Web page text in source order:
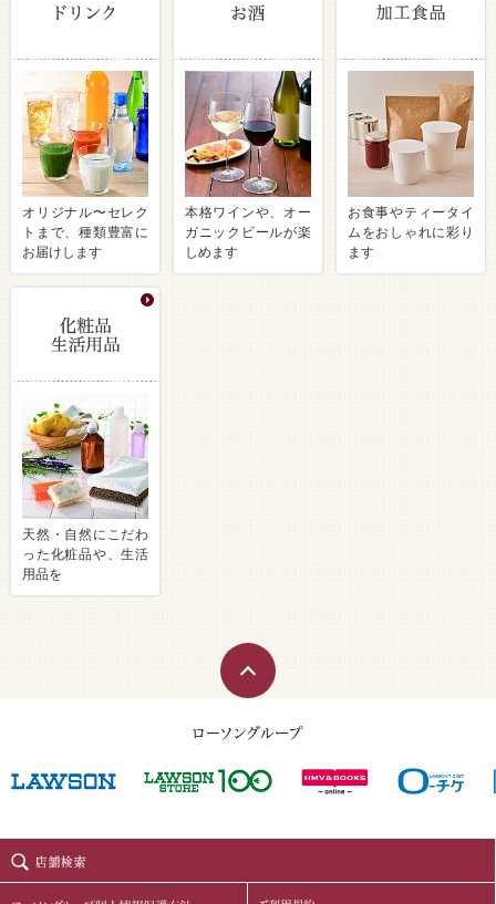
オリジナル〜セレク
トまで、種類豊富に
お届けします
本格ワインや、オー
ガニックビールが楽
しめます
お食事やティータイ
ムをおしゃれに彩り
ます
天然・自然にこだわ
った化粧品や、生活
用品を